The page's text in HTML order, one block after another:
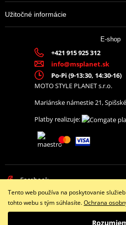
Užitočné informácie
E-shop
+421 915 925 312
info@msplanet.sk
Po-Pi (9-13:30, 14:30-16)
MOTO STYLE PLANET s.r.o.
Mariánske námestie 21,
Platby realizuje:
Facebook
Copyright © 2026
Tento web používa na poskytovanie
tohto webu s tým súhlasíte.Ochrana